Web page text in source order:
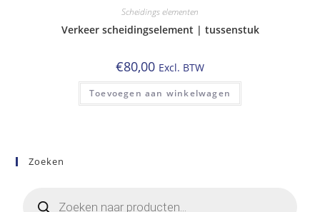
Scheidings elementen
Verkeer scheidingselement | tussenstuk
€80,00 Excl. BTW
Toevoegen aan winkelwagen
Zoeken
zoeken